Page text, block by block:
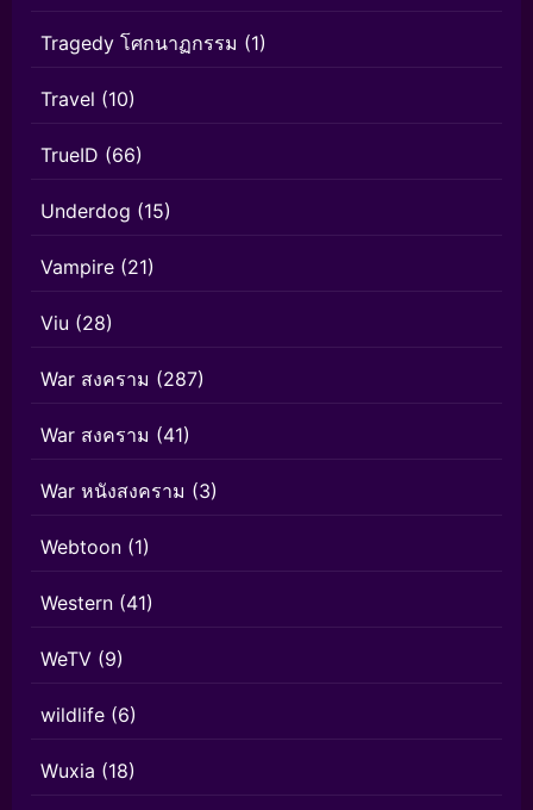
Tragedy โศกนาฏกรรม (1)
Travel (10)
TrueID (66)
Underdog (15)
Vampire (21)
Viu (28)
War สงคราม (287)
War สงคราม (41)
War หนังสงคราม (3)
Webtoon (1)
Western (41)
WeTV (9)
wildlife (6)
Wuxia (18)